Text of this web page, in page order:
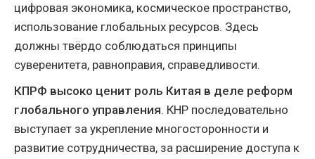
цифровая экономика, космическое пространство,
использование глобальных ресурсов. Здесь
должны твёрдо соблюдаться принципы
суверенитета, равноправия, справедливости.
КПРФ высоко ценит роль Китая в деле реформ
глобального управления. КНР последовательно
выступает за укрепление многосторонности и
развитие сотрудничества, за расширение доступа к